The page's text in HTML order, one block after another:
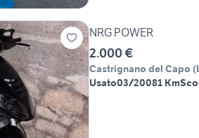
NRG POWER
2.000 €
Castrignano del Capo (
Usato03/20081 Km